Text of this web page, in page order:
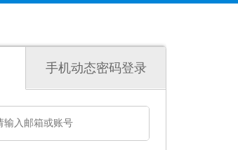
手机动态密码登录